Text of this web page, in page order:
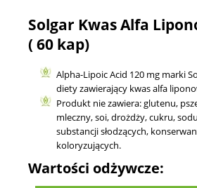
Solgar Kwas Alfa
( 60 kap)
Alpha-Lipoic Acid 120 mg marki
diety zawierający kwas alfa
Produkt nie zawiera: glutenu,
mleczny, soi, drożdży, cukru,
substancji słodzących,
koloryzujących.
Wartości odżywcze: